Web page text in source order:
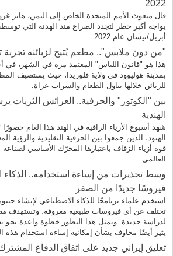
2022
قال مبعوث الأمم المتحدة الخاص إلى اليمن، هانز
يواجه أكبر خطر لتجدد الصراع منذ الهدنة التي
أبريل/نيسان عام 2022.
"من دون ملابس".. مطعم يُتيح لزبائنه تجربة
هذا هو "قانون اللباس" المعتمد مرة في الشهر، في
بمدينة هوليوود في ولاية فلوريدا، حيث يستضيف
للزبائن خلالها تناول الطعام والشراب عراة.
بين "الكوتور" والحرفية.. العرائس
الهندية
شهد أسبوع الأزياء الراقية في الهند هذا العام حضورًا
الهنود، الذين جمعوا بين الحرفية التقليدية
قوة أزياء الزفاف باعتبارها المحرّك الأساسي لصناعة
العالمي.
فيروسًا جديدًا من الصفر
استخدم علماء برنامجًا للذكاء الاصطناعي لإنشاء
تختلف عن أي فيروسات طبيعية معروفة، وتستهدف
لدراسة جديدة. ويمثل هذا التطور خطوة واعدة نحو
يثير أيضًا مخاوف بشأن إمكانية إساءة استخدام هذه
تعليق إيراني جديد على اتفاق الدفاع